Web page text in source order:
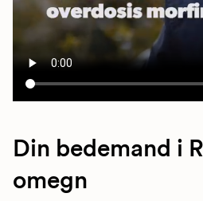
Din bedemand i
omegn